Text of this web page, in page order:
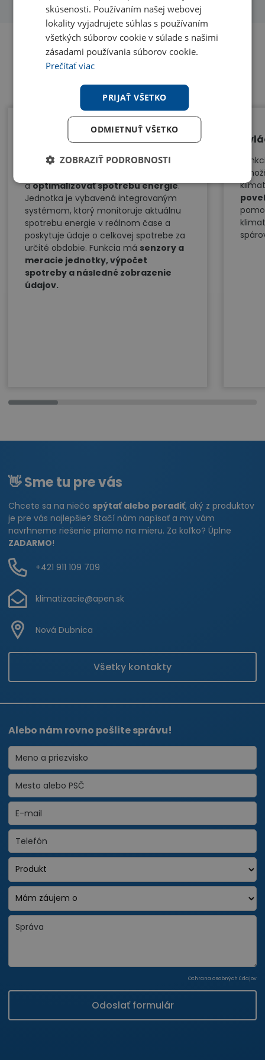
Meranie spotreby elektrickej
aoptimalizovať spotrebu energie.
Jednotka je vybavená integrovaným
systémom, ktorý monitoruje aktuálnu
spotrebu energie v reálnom čase a
poskytuje údaje o celkovej spotrebe za
určité obdobie. Funkcia má senzory a
meracie jednotky, výpočet
spotreby a následné zobrazenie
údajov.
👋 Sme tu pre vás
Chcete sa na niečo spýtať alebo poradiť, aký z produktov
je pre vás najlepšie? Stačí nám napísať a my vám
navrhneme riešenie priamo na mieru. Za koľko? Úplne
ZADARMO!
+421 911 109 709
klimatizacie@apen.sk
Nová Dubnica
Všetky kontakty
Alebo nám rovno pošlite správu!
Ochrana osobných údajov
Odoslať formulár
skúsenosti. Používaním našej webovej
lokality vyjadrujete súhlas s používaním
všetkých súborov cookie v súlade s našimi
zásadami používania súborov cookie.
Prečítať viac
PRIJAŤ VŠETKO
ODMIETNUŤ VŠETKO
ZOBRAZIŤ PODROBNOSTI